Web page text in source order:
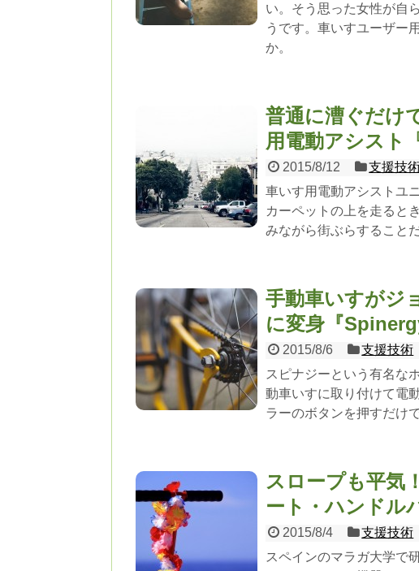
い。そう思った女性が自
うです。車いすユーザー
か。
普通に漕ぐだけ
用電動アシスト
2015/8/12
支援技
車いす用電動アシストユ
カーペットの上を走ると
みながら街ぶらすること
手動車いすがジ
に変身『
2015/8/6
支援技術
スピナジーという有名な
動車いすに取り付けて電
ラーのボタンを押すだけ
スロープも平気
ート・ハンドル
2015/8/4
支援技術
スペインのマラガ大学で